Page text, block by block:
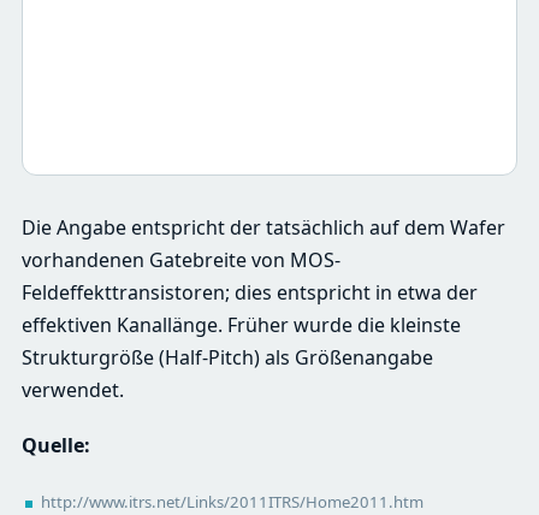
Die Angabe entspricht der tatsächlich auf dem Wafer
vorhandenen Gatebreite von MOS-
Feldeffekttransistoren; dies entspricht in etwa der
effektiven Kanallänge. Früher wurde die kleinste
Strukturgröße (Half-Pitch) als Größenangabe
verwendet.
Quelle:
http://www.itrs.net/Links/2011ITRS/Home2011.htm